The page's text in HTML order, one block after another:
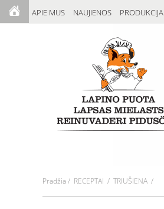
APIE MUS NAUJIENOS PRODUKCIJA
Pradžia/ RECEPTAI / TRIUŠIENA /